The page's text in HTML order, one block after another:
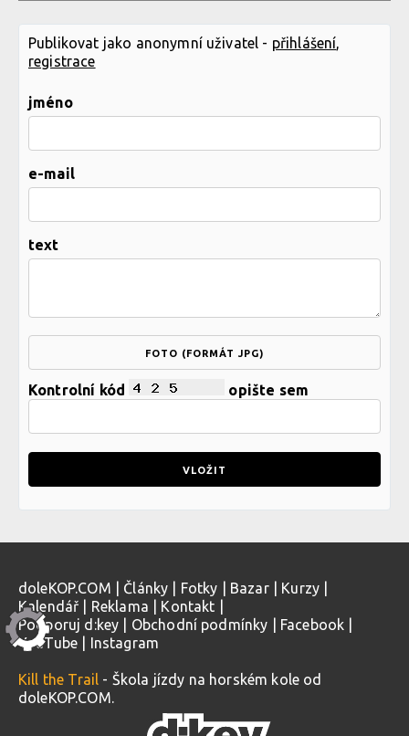
Publikovat jako anonymní uživatel - přihlášení,
registrace
jméno
e-mail
text
FOTO (FORMÁT JPG)
Kontrolní kód opište sem
doleKOP.COM Články Fotky Bazar| Kurzy
Kalendář
Reklama Kontakt
Podporuj d:key
Obchodní podmínky Facebook
YouTube
Instagram
Kill the Trail - Škola jízdy na horském kole od
doleKOP.COM.